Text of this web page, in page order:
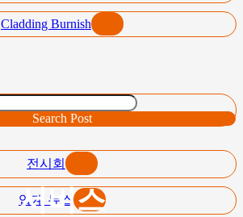
Cladding Burnish
Search Post
전시회
업계 뉴스
서비스